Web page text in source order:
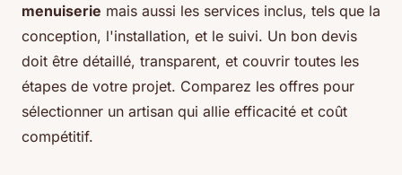
menuiserie mais aussi les services inclus, tels que la
conception, l'installation, et le suivi. Un bon devis
doit être détaillé, transparent, et couvrir toutes les
étapes de votre projet. Comparez les offres pour
sélectionner un artisan qui allie efficacité et coût
compétitif.